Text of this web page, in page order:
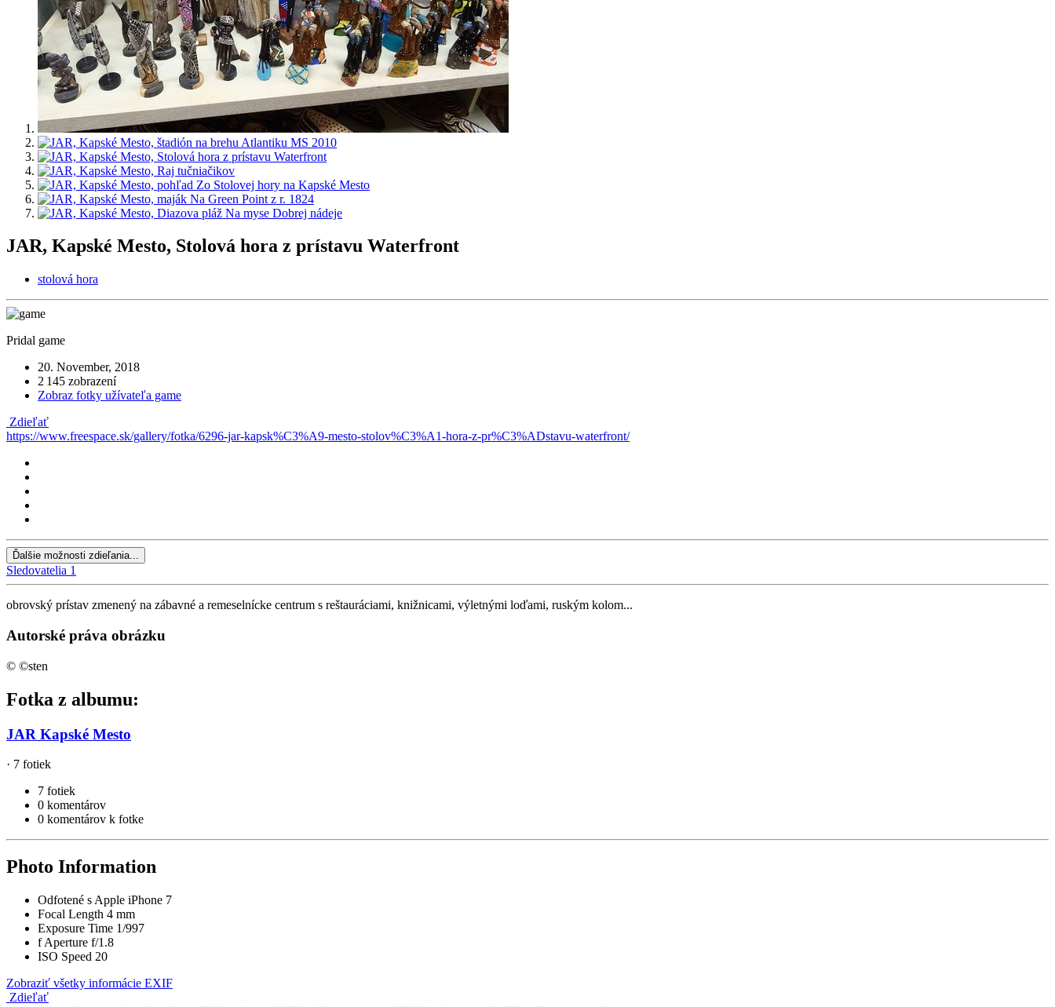
JAR, Kapské Mesto, Stolová hora z prístavu Waterfront
stolová hora
Pridal game
20. November, 2018
2 145 zobrazení
Zobraz fotky užívateľa game
Zdieľať
https://www.freespace.sk/gallery/fotka/6296-jar-kapsk%C3%A9-mesto-stolov%C3%A1-hora-z-pr%C3%ADstavu-waterfront/
Ďalšie možnosti zdieľania...
Sledovatelia 1
obrovský prístav zmenený na zábavné a remeselnícke centrum s reštauráciami, knižnicami, výletnými loďami, ruským kolom...
Autorské práva obrázku
© ©sten
Fotka z albumu:
JAR Kapské Mesto
· 7 fotiek
7 fotiek
0 komentárov
0 komentárov k fotke
Photo Information
Odfotené s Apple iPhone 7
Focal Length 4 mm
Exposure Time 1/997
f Aperture f/1.8
ISO Speed 20
Zobraziť všetky informácie EXIF
Zdieľať